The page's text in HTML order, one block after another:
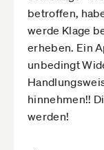
betroffen,
werde Klage
erheben. Ein
unbedingt
hinnehmen!!
werden!